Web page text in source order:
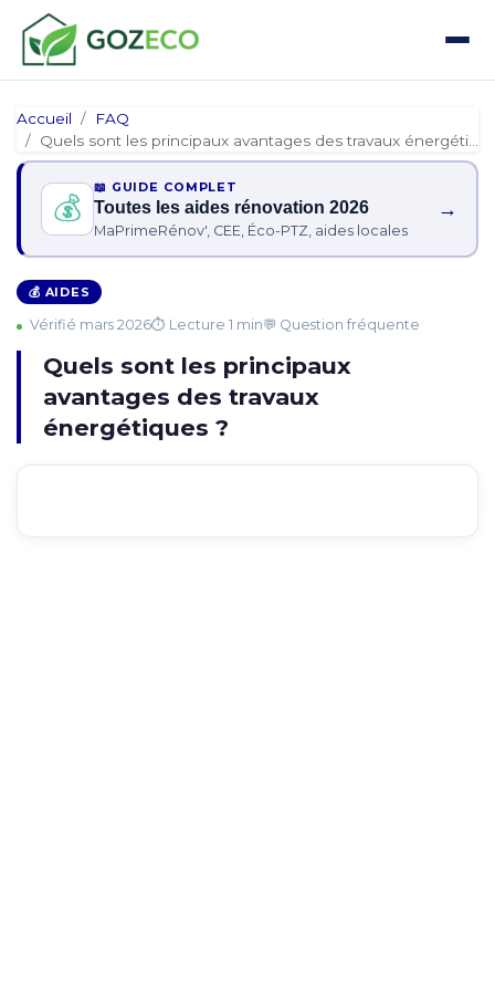
Accueil
FAQ
Quels sont les principaux avantages des travaux énergétiques…
💰
📖 GUIDE COMPLET
Toutes les aides rénovation 2026
MaPrimeRénov', CEE, Éco-PTZ, aides locales
→
💰 AIDES
Vérifié mars 2026⏱ Lecture 1 min💬 Question fréquente
Quels sont les principaux
avantages des travaux
énergétiques ?